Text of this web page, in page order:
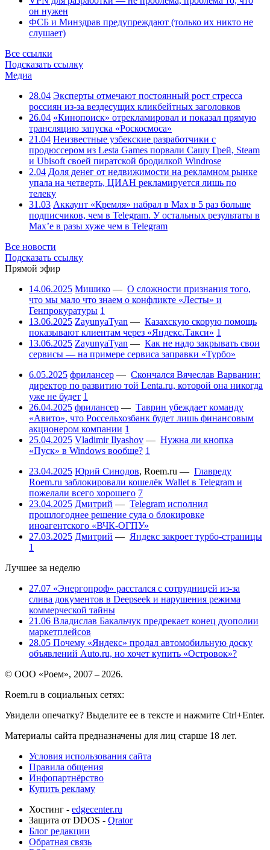
он нужен
ФСБ и Минздрав предупреждают (только их никто не
слушает)
Все ссылки
Подсказать ссылку
Медиа
28.04 Эксперты отмечают постоянный рост стресса
россиян из-за вездесущих кликбейтных заголовков
26.04 «Кинопоиск» отрекламировал и показал прямую
трансляцию запуска «Роскосмоса»
21.04 Неизвестные узбекские разработчики с
продюссером из Lesta Games порвали Сашу Грей, Steam
и Ubisoft своей пиратской бродилкой Windrose
2.04 Доля денег от недвижимости на рекламном рынке
упала на четверть, ЦИАН рекламируется лишь по
телеку
31.03 Аккаунт «Кремля» набрал в Max в 5 раз больше
подписчиков, чем в Telegram. У остальных результаты в
Max’е в разы хуже чем в Telegram
Все новости
Подсказать ссылку
Прямой эфир
14.06.2025 Мишико — О сложности признания того,
что мы мало что знаем о конфликте «Лесты» и
Генпрокуратуры 1
13.06.2025 ZayunyaTyan — Казахскую скорую помощь
показывают клиентам через «Яндекс.Такси» 1
13.06.2025 ZayunyaTyan — Как не надо закрывать свои
сервисы — на примере сервиса заправки «Турбо»
6.05.2025 фрилансер — Скончался Вячеслав Варванин:
директор по развитию той Lenta.ru, которой она никогда
уже не будет 1
26.04.2025 фрилансер — Таврин убеждает команду
«Авито», что Россельхозбанк будет лишь финансовым
акционером компании 1
25.04.2025 Vladimir Ilyashov — Нужна ли кнопка
«Пуск» в Windows вообще? 1
23.04.2025 Юрий Синодов, Roem.ru — Главреду
Roem.ru заблокировали кошелёк Wallet в Telegram и
пожелали всего хорошего 7
23.04.2025 Дмитрий — Telegram исполнил
прошлогоднее решение суда о блокировке
иноагентского «ВЧК-ОГПУ»
27.03.2025 Дмитрий — Яндекс закроет турбо-страницы
1
Лучшее за неделю
27.07 «Энергопроф» расстался с сотрудницей из-за
слива документов в Deepseek и нарушения режима
коммерческой тайны
21.06 Владислав Бакальчук предрекает конец дуополии
маркетплейсов
28.05 Почему «Яндекс» продал автомобильную доску
объявлений Auto.ru, но хочет купить «Островок»?
© ООО «Роем», 2007 – 2026.
Roem.ru в социальных сетях:
Увидели опечатку? Выделите ее в тексте и нажмите Ctrl+Enter.
Материалы сайта предназначены для лиц старше 18 лет.
Условия использования сайта
Правила общения
Инфопартнёрство
Купить рекламу
Хостинг - edgecenter.ru
Защита от DDOS - Qrator
Блог редакции
Обратная связь